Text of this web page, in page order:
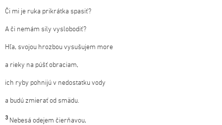
Či mi je ruka prikrátka spasiť?
A či nemám sily vyslobodiť?
Hľa, svojou hrozbou vysušujem more
a rieky na púšť obraciam,
ich ryby pohnijú v nedostatku vody
a budú zmierať od smädu.
3 Nebesá odejem čierňavou,